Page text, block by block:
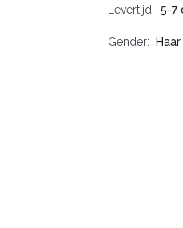
Levertijd 5-7
Gender Haar